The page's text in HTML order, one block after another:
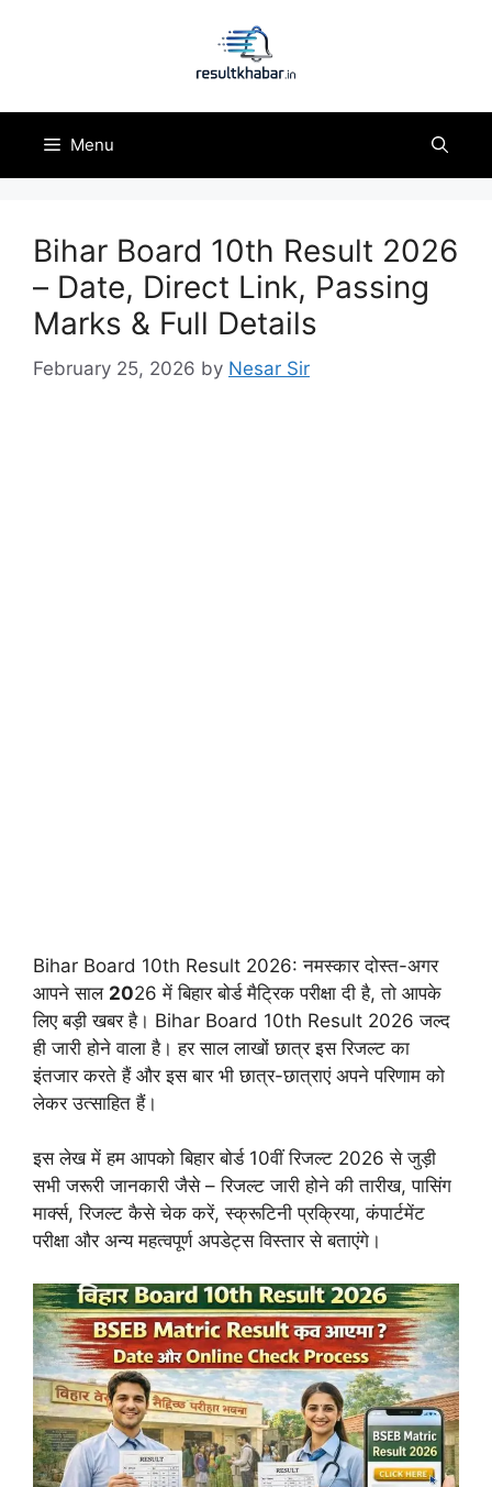
Menu
Bihar Board 10th Result 2026
– Date, Direct Link, Passing
Marks & Full Details
February 25, 2026 by Nesar Sir
Bihar Board 10th Result 2026: नमस्कार दोस्त-अगर
आपने साल 2026 में बिहार बोर्ड मैट्रिक परीक्षा दी है, तो आपके
लिए बड़ी खबर है। Bihar Board 10th Result 2026 जल्द
ही जारी होने वाला है। हर साल लाखों छात्र इस रिजल्ट का
इंतजार करते हैं और इस बार भी छात्र-छात्राएं अपने परिणाम को
लेकर उत्साहित हैं।
इस लेख में हम आपको बिहार बोर्ड 10वीं रिजल्ट 2026 से जुड़ी
सभी जरूरी जानकारी जैसे – रिजल्ट जारी होने की तारीख, पासिंग
मार्क्स, रिजल्ट कैसे चेक करें, स्क्रूटिनी प्रक्रिया, कंपार्टमेंट
परीक्षा और अन्य महत्वपूर्ण अपडेट्स विस्तार से बताएंगे।